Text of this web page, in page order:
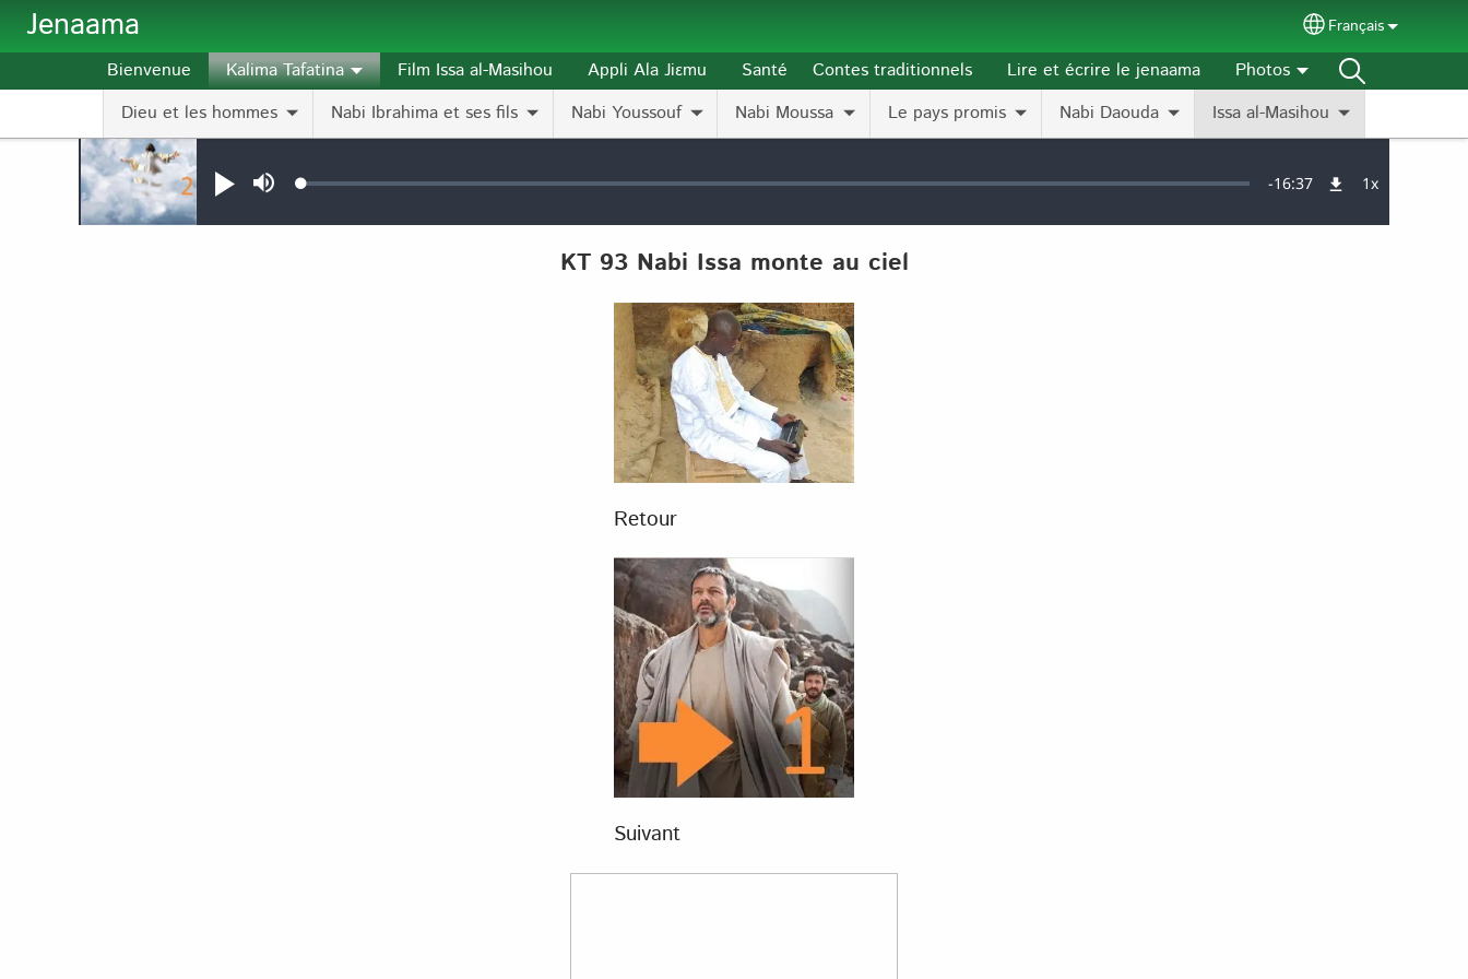
Aller au contenu principal
Jenaama Select your
Français
Bienvenue
Kalima Tafatina
Dieu et les hommes
Nabi Ibrahima et ses fils Nabi Youssouf Nabi Moussa Le pays promis Nabi Daouda Issa al-Masihou
Film Issa al-Masihou Appli Ala Jiɛmu Santé Contes traditionnels Lire et écrire le jenaama Photos
Audio file
JouerSourdineLoaded: Remaining
Time
-16:37 1xVitesse
lecture
KT 93 Nabi Issa monte au ciel
Retour
Suivant